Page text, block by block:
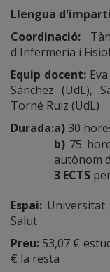
Llengua
Coordinació:
d'Infermeria i
Equip docent:
Sánchez (UdL),
Torné Ruiz (UdL)
Durada:a)30
b) 75
autònom
3 ECTS
Espai: Universitat
Salut
Preu: 53,07 €
€ la resta